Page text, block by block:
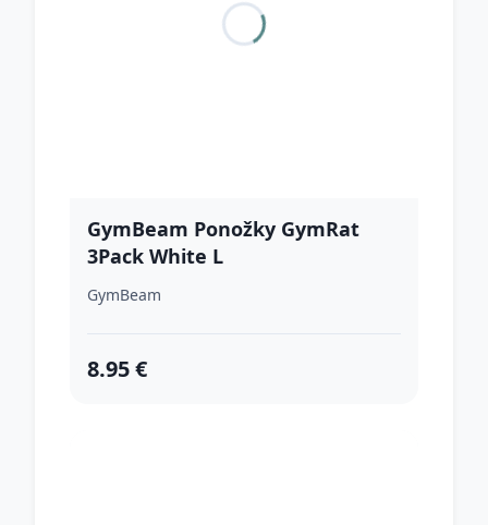
GymBeam Ponožky GymRat
3Pack White L
GymBeam
8.95 €